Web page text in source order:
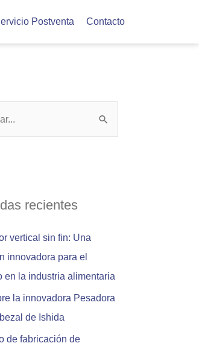
Postventa Contacto
recientes
vertical sin fin: Una
innovadora para el
en la industria alimentaria
la innovadora Pesadora
de Ishida
de fabricación de